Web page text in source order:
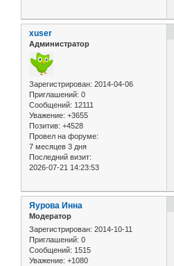
xuser
Администратор
Зарегистрирован: 2014-04-06
Приглашений: 0
Сообщений: 12111
Уважение: +3655
Позитив: +4528
Провел на форуме:
7 месяцев 3 дня
Последний визит:
2026-07-21 14:23:53
Яурова Инна
Модератор
Зарегистрирован: 2014-10-11
Приглашений: 0
Сообщений: 1515
Уважение: +1080